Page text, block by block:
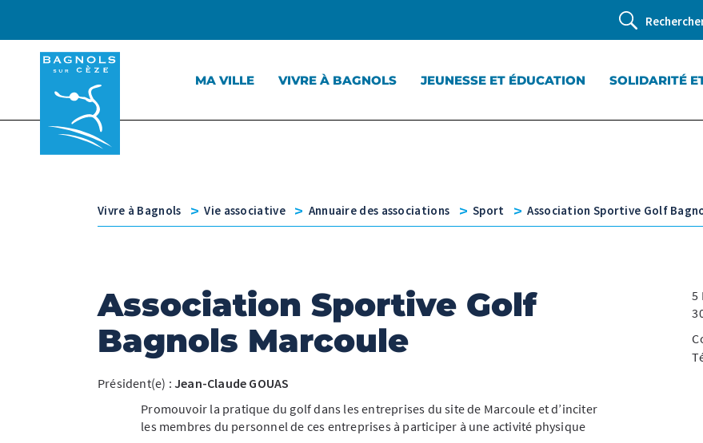
MA VILLE VIVRE À BAGNOLS JEUNESSE ET ÉDUCATION SOLIDARITÉ
Vivre à Bagnols v Vie associative v Annuaire des associations v Sport v Association Sportive Golf
Association Sportive Golf
Bagnols Marcoule
Président(e) : Jean-Claude GOUAS
Promouvoir la pratique du golf dans les entreprises du site de Marcoule et d’inciter
les membres du personnel de ces entreprises à participer à une activité physique
5